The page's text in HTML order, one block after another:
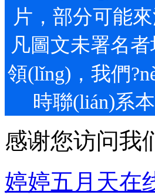
片，部分可
凡圖文未署名者
領(lǐng)，我
時聯(lián)系
感谢您访问我
婷婷五月天在